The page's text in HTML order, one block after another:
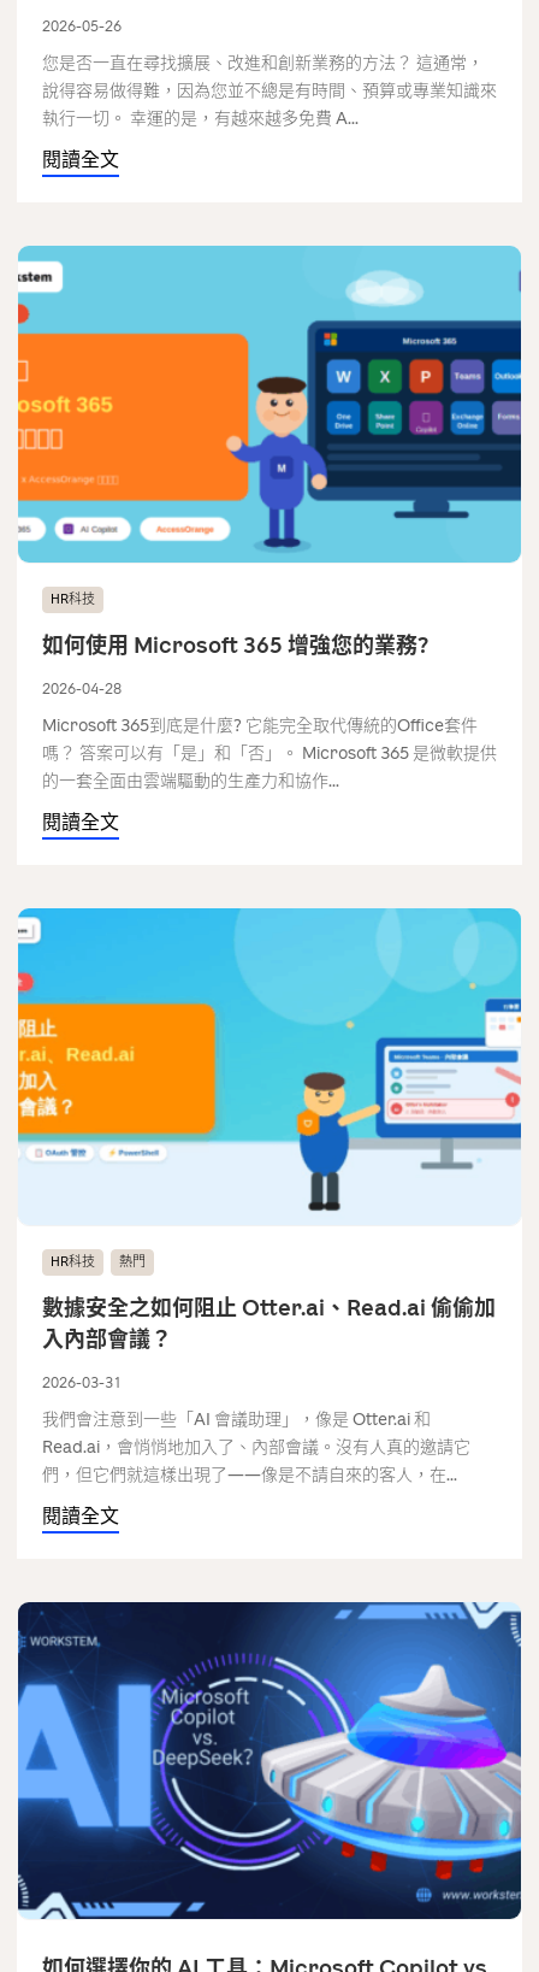
2026-05-26
您是否一直在尋找擴展、改進和創新業務的方法？ 這通常，
說得容易做得難，因為您並不總是有時間、預算或專業知識來
執行一切。 幸運的是，有越來越多免費 A...
閱讀全文
HR科技
如何使用 Microsoft 365 增強您的業務?
2026-04-28
Microsoft 365到底是什麼? 它能完全取代傳統的Office套件
嗎？ 答案可以有「是」和「否」。 Microsoft 365 是微軟提供
的一套全面由雲端驅動的生產力和協作...
閱讀全文
HR科技 熱門
數據安全之如何阻止 Otter.ai、Read.ai 偷偷加
入內部會議？
2026-03-31
我們會注意到一些「AI 會議助理」，像是 Otter.ai 和
Read.ai，會悄悄地加入了、內部會議。沒有人真的邀請它
們，但它們就這樣出現了——像是不請自來的客人，在...
閱讀全文